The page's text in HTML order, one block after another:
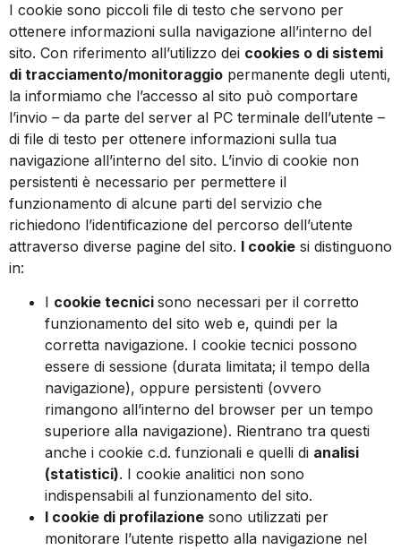
I cookie sono piccoli file di testo che servono per
ottenere informazioni sulla navigazione all’interno del
sito. Con riferimento all’utilizzo dei cookies o di sistemi
di tracciamento/monitoraggio permanente degli utenti,
la informiamo che l’accesso al sito può comportare
l’invio – da parte del server al PC terminale dell’utente –
di file di testo per ottenere informazioni sulla tua
navigazione all’interno del sito. L’invio di cookie non
persistenti è necessario per permettere il
funzionamento di alcune parti del servizio che
richiedono l’identificazione del percorso dell’utente
attraverso diverse pagine del sito. I cookie si distinguono
in:
I cookie tecnici sono necessari per il corretto
funzionamento del sito web e, quindi per la
corretta navigazione. I cookie tecnici possono
essere di sessione (durata limitata; il tempo della
navigazione), oppure persistenti (ovvero
rimangono all’interno del browser per un tempo
superiore alla navigazione). Rientrano tra questi
anche i cookie c.d. funzionali e quelli di analisi
(statistici). I cookie analitici non sono
indispensabili al funzionamento del sito.
I cookie di profilazione sono utilizzati per
monitorare l’utente rispetto alla navigazione nel